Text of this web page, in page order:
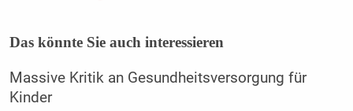
Das könnte Sie auch interessieren
Massive Kritik an Gesundheitsversorgung für
Kinder